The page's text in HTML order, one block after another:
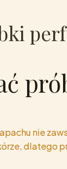
nie
dlatego